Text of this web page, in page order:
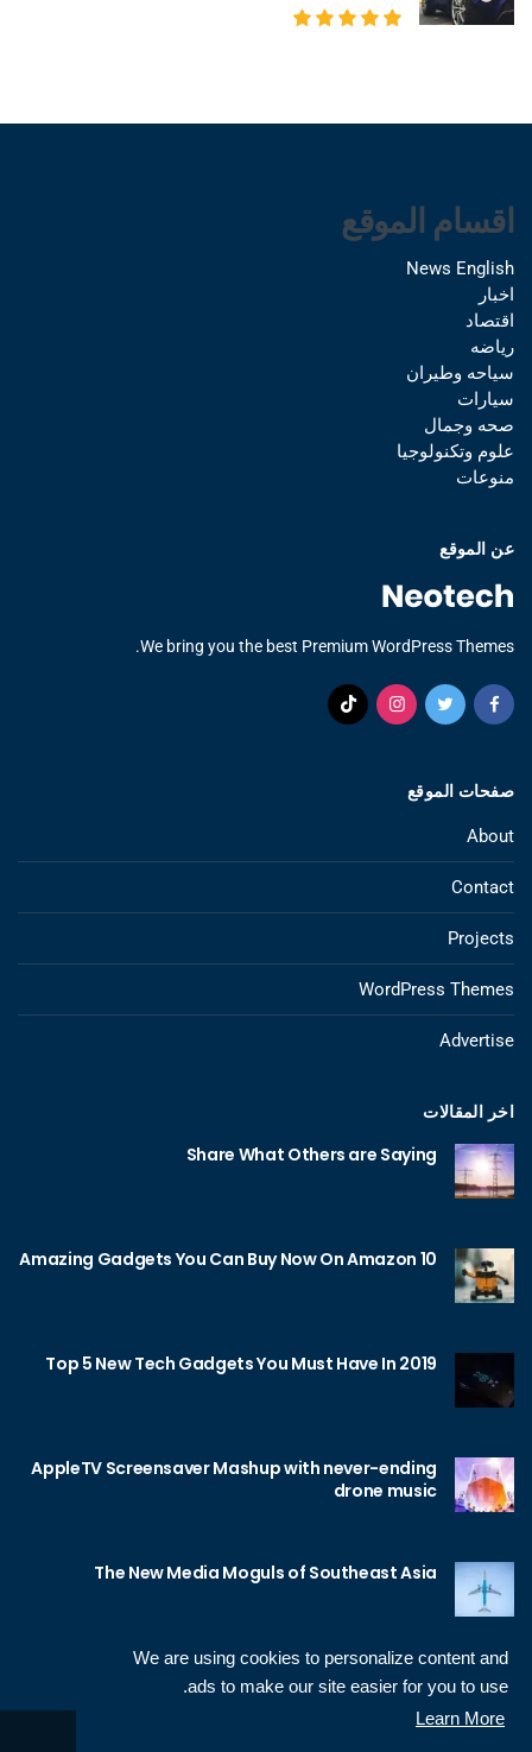
We are using cookies to personalize content and
ads to make our site easier for you to use.
Learn More
اقسام الموقع
News English
اخبار
اقتصاد
رياضه
سياحه وطيران
سيارات
صحه وجمال
علوم وتكنولوجيا
منوعات
عن الموقع
We bring you the best Premium WordPress Themes.
صفحات الموقع
About
Contact
Projects
WordPress Themes
Advertise
اخر المقالات
Share What Others are Saying
10 Amazing Gadgets You Can Buy Now On Amazon
Top 5 New Tech Gadgets You Must Have In 2019
AppleTV Screensaver Mashup with never-ending
drone music
The New Media Moguls of Southeast Asia